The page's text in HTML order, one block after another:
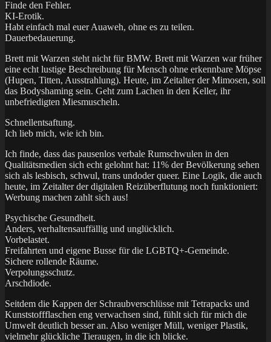
Finde den Fehler.
KI-Erotik.
Habt einfach mal euer Auaweh, ohne es zu teilen.
Dauerbedauerung.
Brett mit Warzen steht nicht für BMW. Brett mit Warzen war früher
eine echt lustige Beschreibung für Mensch ohne erkennbare Möpse
(Hupen, Titten, Ausstrahlung). Heute, im Zeitalter der Mimosen, soll
das Bodyshaming sein. Geht zum Lachen in den Keller, ihr
unbefriedigten Miesmuscheln.
Schnellentsaftung.
Ich lieb mich, wie ich bin.
Ich finde, dass das pausenlos verbale Rumschwulen in den
Qualitätsmedien sich echt gelohnt hat: 11% der Bevölkerung sehen
sich als lesbisch, schwul, trans undoder queer. Eine Logik, die auch
heute, im Zeitalter der digitalen Reizüberflutung noch funktioniert:
Werbung machen zahlt sich aus!
Psychische Gesundheit.
Anders, verhaltensauffällig und unglücklich.
Vorbelastet.
Freifahrten und eigene Busse für die LGBTQ+-Gemeinde.
Sichere rollende Räume.
Verpolungsschutz.
Arschdiode.
Seitdem die Kappen der Schraubverschlüsse mit Tetrapacks und
Kunststoffflaschen eng verwachsen sind, fühlt sich für mich die
Umwelt deutlich besser an. Also weniger Müll, weniger Plastik,
vielmehr glückliche Tieraugen, in die ich blicke.